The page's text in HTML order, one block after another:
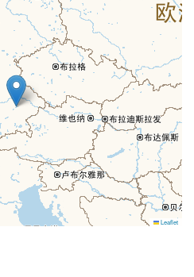
Leaflet